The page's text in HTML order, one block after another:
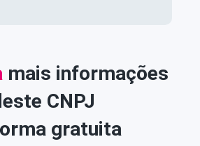
mais informações
CNPJ
gratuita